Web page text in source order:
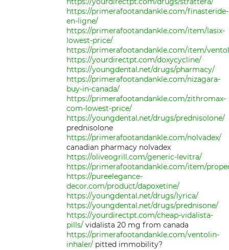
https://primerafootandankle.com/finasteride-
en-ligne/
https://primerafootandankle.com/item/lasix-
lowest-price/
https://primerafootandankle.com/item/
https://yourdirectpt.com/doxycycline/
https://youngdental.net/drugs/pharmacy/
https://primerafootandankle.com/nizagara-
buy-in-canada/
https://primerafootandankle.com/zithromax-
com-lowest-price/
https://youngdental.net/drugs/prednisolone/
prednisolone
https://primerafootandankle.com/nolvadex/
canadian pharmacy nolvadex
https://oliveogrill.com/generic-levitra/
https://primerafootandankle.com/item/
https://pureelegance-
decor.com/product/dapoxetine/
https://youngdental.net/drugs/lyrica/
https://youngdental.net/drugs/prednisone/
https://yourdirectpt.com/cheap-vidalista-
pills/ vidalista 20 mg from canada
https://primerafootandankle.com/ventolin-
inhaler/ pitted immobility?